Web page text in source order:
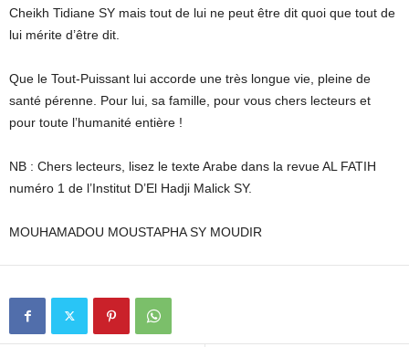
Cheikh Tidiane SY mais tout de lui ne peut être dit quoi que tout de
lui mérite d’être dit.
Que le Tout-Puissant lui accorde une très longue vie, pleine de
santé pérenne. Pour lui, sa famille, pour vous chers lecteurs et
pour toute l’humanité entière !
NB : Chers lecteurs, lisez le texte Arabe dans la revue AL FATIH
numéro 1 de l’Institut D’El Hadji Malick SY.
MOUHAMADOU MOUSTAPHA SY MOUDIR